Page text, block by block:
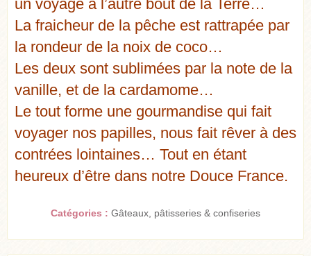
un voyage à l’autre bout de la Terre…
La fraicheur de la pêche est rattrapée par
la rondeur de la noix de coco…
Les deux sont sublimées par la note de la
vanille, et de la cardamome…
Le tout forme une gourmandise qui fait
voyager nos papilles, nous fait rêver à des
contrées lointaines… Tout en étant
heureux d’être dans notre Douce France.
Catégories : Gâteaux, pâtisseries & confiseries